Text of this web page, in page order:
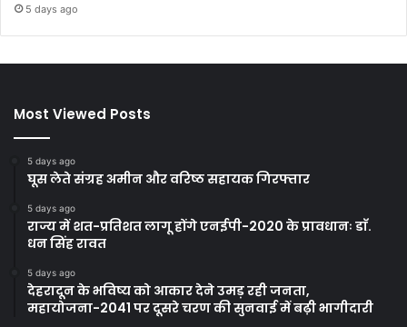
5 days ago
Most Viewed Posts
5 days ago
घूस लेते संग्रह अमीन और वरिष्ठ सहायक गिरफ्तार
5 days ago
राज्य में शत-प्रतिशत लागू होंगे एनईपी-2020 के प्रावधानः डाॅ.
धन सिंह रावत
5 days ago
देहरादून के भविष्य को आकार देने उमड़ रही जनता,
महायोजना-2041 पर दूसरे चरण की सुनवाई में बढ़ी भागीदारी